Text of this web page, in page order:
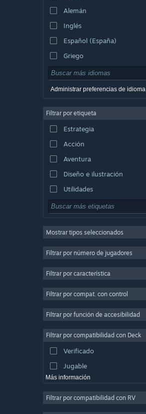
Alemán
Inglés
Español (España)
Griego
Administrar preferencias de idioma
Filtrar por etiqueta
Estrategia
Acción
Aventura
Diseño e ilustración
Utilidades
Free to Play
Multijugador masivo
Casuales
Simuladores
Producción de video
Edición fotográfica
Mostrar tipos seleccionados
Filtrar por número de jugadores
Filtrar por característica
Filtrar por compat. con control
Filtrar por función de accesibilidad
Filtrar por compatibilidad con Deck
Verificado
Jugable
Más información
Filtrar por compatibilidad con RV